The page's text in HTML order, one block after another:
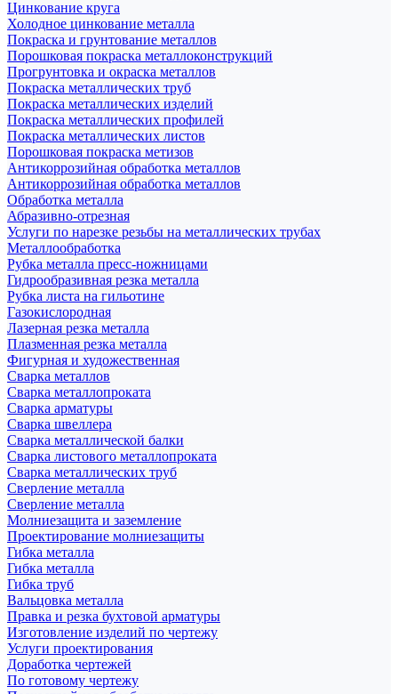
Цинкование круга
Холодное цинкование металла
Покраска и грунтование металлов
Порошковая покраска металлоконструкций
Прогрунтовка и окраска металлов
Покраска металлических труб
Покраска металлических изделий
Покраска металлических профилей
Покраска металлических листов
Порошковая покраска метизов
Антикоррозийная обработка металлов
Антикоррозийная обработка металлов
Обработка металла
Абразивно-отрезная
Услуги по нарезке резьбы на металлических трубах
Металлообработка
Рубка металла пресс-ножницами
Гидрообразивная резка металла
Рубка листа на гильотине
Газокислородная
Лазерная резка металла
Плазменная резка металла
Фигурная и художественная
Сварка металлов
Сварка металлопроката
Сварка арматуры
Сварка швеллера
Сварка металлической балки
Сварка листового металлопроката
Сварка металлических труб
Сверление металла
Сверление металла
Молниезащита и заземление
Проектирование молниезащиты
Гибка металла
Гибка металла
Гибка труб
Вальцовка металла
Правка и резка бухтовой арматуры
Изготовление изделий по чертежу
Услуги проектирования
Доработка чертежей
По готовому чертежу